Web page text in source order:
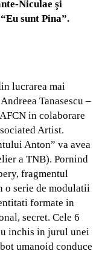
Niculae şi
sunt Pina”.
lucrarea mai
Tanasescu –
in colaborare
Artist.
Anton” va avea
a TNB). Pornind
fragmentul
o serie de modulatii
formate in
secret. Cele 6
inchis in jurul unei
umanoid conduce